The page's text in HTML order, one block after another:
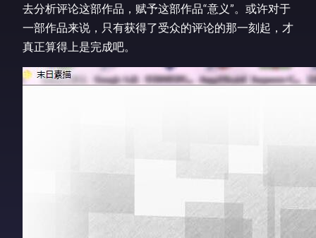
去分析评论这部作品，赋予这部作品“意义”。或许对于
一部作品来说，只有获得了受众的评论的那一刻起，才
真正算得上是完成吧。